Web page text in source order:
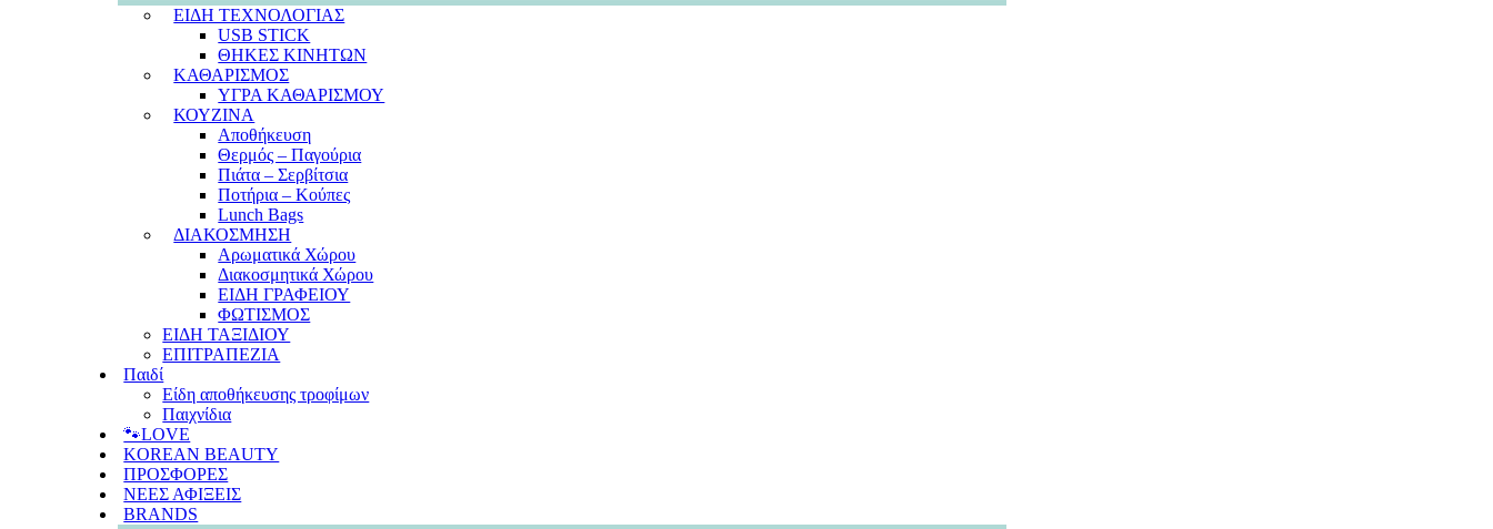
ΕΙΔΗ ΤΕΧΝΟΛΟΓΙΑΣ
USB STICK
ΘΗΚΕΣ ΚΙΝΗΤΩΝ
ΚΑΘΑΡΙΣΜΟΣ
ΥΓΡΑ ΚΑΘΑΡΙΣΜΟΥ
ΚΟΥΖΙΝΑ
Αποθήκευση
Θερμός – Παγούρια
Πιάτα – Σερβίτσια
Ποτήρια – Κούπες
Lunch Bags
ΔΙΑΚΟΣΜΗΣΗ
Αρωματικά Χώρου
Διακοσμητικά Χώρου
ΕΙΔΗ ΓΡΑΦΕΙΟΥ
ΦΩΤΙΣΜΟΣ
ΕΙΔΗ ΤΑΞΙΔΙΟΥ
ΕΠΙΤΡΑΠΕΖΙΑ
Παιδί
Είδη αποθήκευσης τροφίμων
Παιχνίδια
🐾LOVE
KOREAN BEAUTY
ΠΡΟΣΦΟΡΕΣ
ΝΕΕΣ ΑΦΙΞΕΙΣ
BRANDS